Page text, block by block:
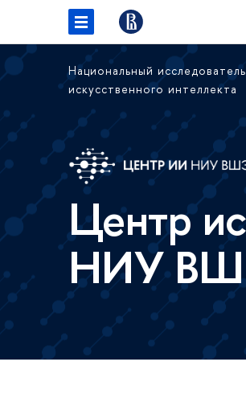
Национальный
искусственного интеллекта
Центр
НИУ